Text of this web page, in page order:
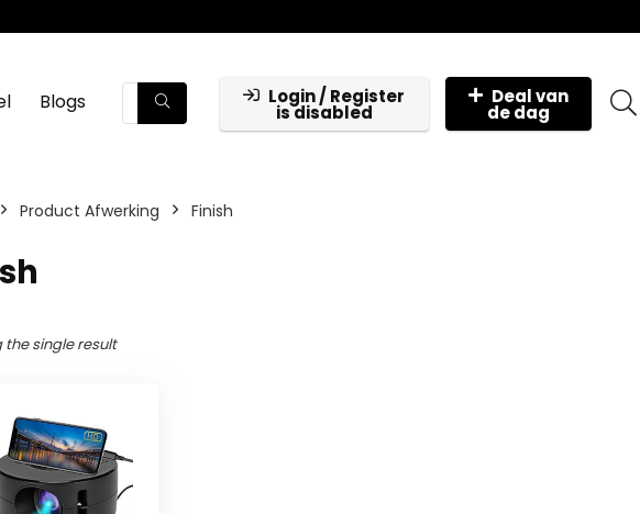
Blogs Login / Register
is disabled
Deal van
de dag
Product Afwerking ‎Finish
the single result